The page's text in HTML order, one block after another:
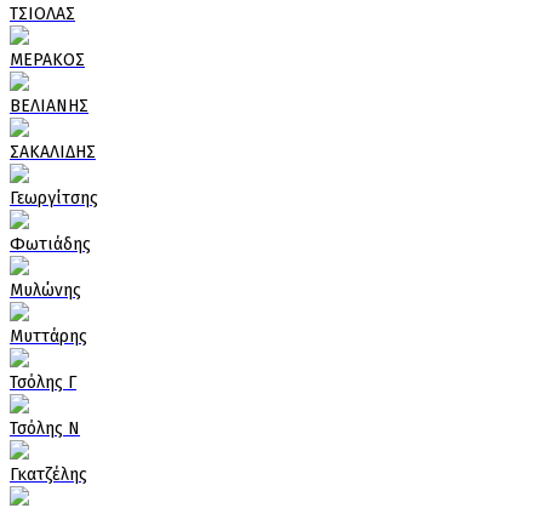
ΤΣΙΟΛΑΣ
ΜΕΡΑΚΟΣ
ΒΕΛΙΑΝΗΣ
ΣΑΚΑΛΙΔΗΣ
Γεωργίτσης
Φωτιάδης
Μυλώνης
Μυττάρης
Τσόλης Γ
Τσόλης Ν
Γκατζέλης